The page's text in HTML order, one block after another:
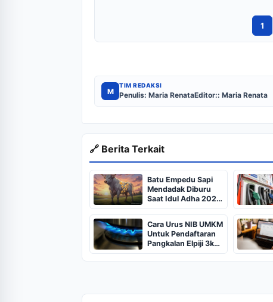
1
M
TIM REDAKSI
Penulis: Maria RenataEditor:: Maria Renata
🔗 Berita Terkait
Batu Empedu Sapi
Mendadak Diburu
Saat Idul Adha 2026,
Dari Isi Perut Jadi
Komoditas Puluhan
Juta
Cara Urus NIB UMKM
Untuk Pendaftaran
Pangkalan Elpiji 3kg,
Kebijakan Baru
Penjualan LPG 3